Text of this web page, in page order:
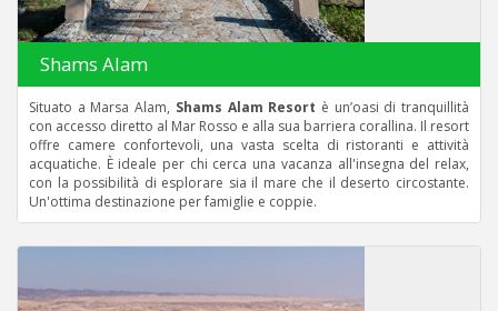
Shams Alam
Situato a Marsa Alam, Shams Alam Resort è un’oasi di tranquillità
con accesso diretto al Mar Rosso e alla sua barriera corallina. Il resort
offre camere confortevoli, una vasta scelta di ristoranti e attività
acquatiche. È ideale per chi cerca una vacanza all'insegna del relax,
con la possibilità di esplorare sia il mare che il deserto circostante.
Un'ottima destinazione per famiglie e coppie.